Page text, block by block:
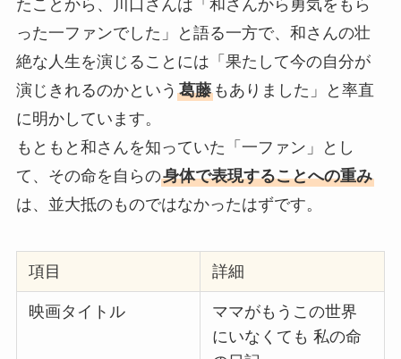
たことから、川口さんは「和さんから勇気をもら
った一ファンでした」と語る一方で、和さんの壮
絶な人生を演じることには「果たして今の自分が
演じきれるのかという 葛藤もありました」と率直
に明かしています。
もともと和さんを知っていた「一ファン」とし
て、その命を自らの身体で表現することへの重み
は、並大抵のものではなかったはずです。
項目 詳細
映画タイトル
ママがもうこの世界
にいなくても 私の命